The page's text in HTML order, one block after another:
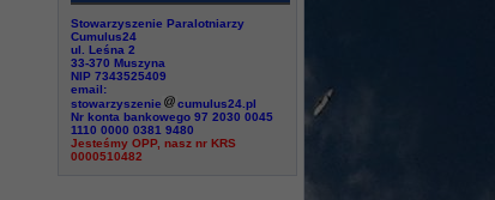
Stowarzyszenie Paralotniarzy
Cumulus24
ul. Leśna 2
33-370 Muszyna
NIP 7343525409
email:
stowarzyszenie
cumulus24.pl
Nr konta bankowego 97 2030 0045
1110 0000 0381 9480
Jesteśmy OPP, nasz nr KRS
0000510482